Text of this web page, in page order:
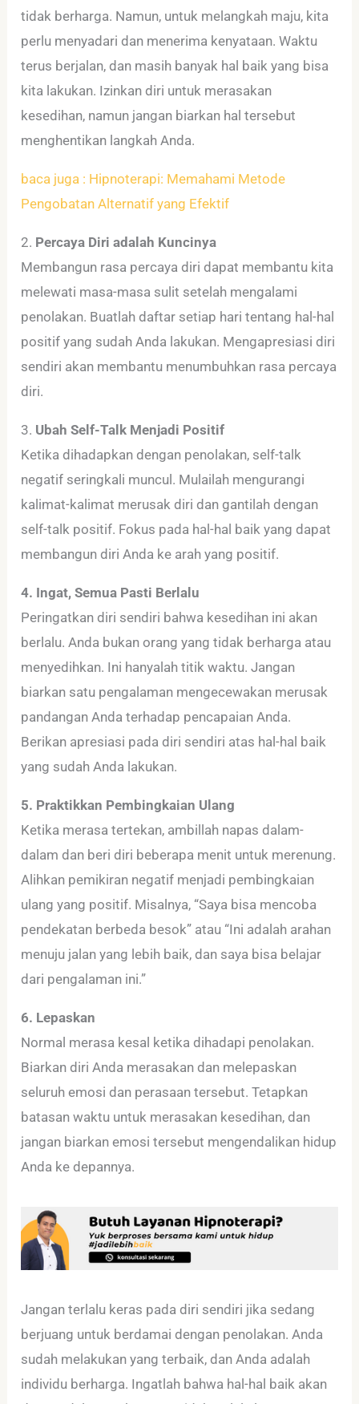
tidak berharga. Namun, untuk melangkah maju, kita
perlu menyadari dan menerima kenyataan. Waktu
terus berjalan, dan masih banyak hal baik yang bisa
kita lakukan. Izinkan diri untuk merasakan
kesedihan, namun jangan biarkan hal tersebut
menghentikan langkah Anda.
baca juga : Hipnoterapi: Memahami Metode
Pengobatan Alternatif yang Efektif
2. Percaya Diri adalah Kuncinya
Membangun rasa percaya diri dapat membantu kita
melewati masa-masa sulit setelah mengalami
penolakan. Buatlah daftar setiap hari tentang hal-hal
positif yang sudah Anda lakukan. Mengapresiasi diri
sendiri akan membantu menumbuhkan rasa percaya
diri.
3. Ubah Self-Talk Menjadi Positif
Ketika dihadapkan dengan penolakan, self-talk
negatif seringkali muncul. Mulailah mengurangi
kalimat-kalimat merusak diri dan gantilah dengan
self-talk positif. Fokus pada hal-hal baik yang dapat
membangun diri Anda ke arah yang positif.
4. Ingat, Semua Pasti Berlalu
Peringatkan diri sendiri bahwa kesedihan ini akan
berlalu. Anda bukan orang yang tidak berharga atau
menyedihkan. Ini hanyalah titik waktu. Jangan
biarkan satu pengalaman mengecewakan merusak
pandangan Anda terhadap pencapaian Anda.
Berikan apresiasi pada diri sendiri atas hal-hal baik
yang sudah Anda lakukan.
5. Praktikkan Pembingkaian Ulang
Ketika merasa tertekan, ambillah napas dalam-
dalam dan beri diri beberapa menit untuk merenung.
Alihkan pemikiran negatif menjadi pembingkaian
ulang yang positif. Misalnya, “Saya bisa mencoba
pendekatan berbeda besok” atau “Ini adalah arahan
menuju jalan yang lebih baik, dan saya bisa belajar
dari pengalaman ini.”
6. Lepaskan
Normal merasa kesal ketika dihadapi penolakan.
Biarkan diri Anda merasakan dan melepaskan
seluruh emosi dan perasaan tersebut. Tetapkan
batasan waktu untuk merasakan kesedihan, dan
jangan biarkan emosi tersebut mengendalikan hidup
Anda ke depannya.
Jangan terlalu keras pada diri sendiri jika sedang
berjuang untuk berdamai dengan penolakan. Anda
sudah melakukan yang terbaik, dan Anda adalah
individu berharga. Ingatlah bahwa hal-hal baik akan